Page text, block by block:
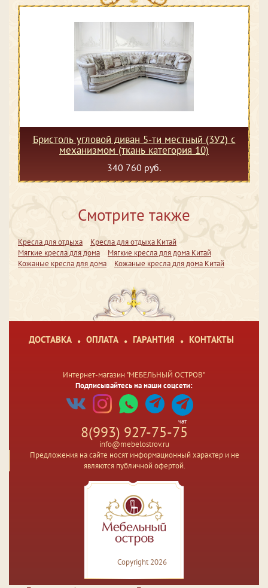
Бристоль угловой диван 5-ти местный (3У2) с
механизмом (ткань категория 10)
340 760 руб.
Смотрите также
Кресла для отдыха
Кресла для отдыха Китай
Мягкие кресла для дома
Мягкие кресла для дома Китай
Кожаные кресла для дома
Кожаные кресла для дома Китай
ДОСТАВКА ОПЛАТА ГАРАНТИЯ КОНТАКТЫ
Интернет-магазин "МЕБЕЛЬНЫЙ ОСТРОВ"
Подписывайтесь на наши соцсети:
чат
8(993) 927-75-75
info@mebelostrov.ru
Предложения на сайте носят информационный характер и не
являются публичной офертой.
Copyright 2026